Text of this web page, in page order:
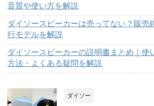
音質や使い方を解説
ダイソースピーカーは売ってない？販売
行モデルを解説
ダイソースピーカーの説明書まとめ｜使
方法・よくある疑問を解説
ダイソー